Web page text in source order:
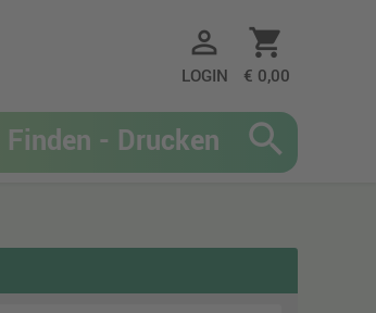
person_outline
LOGIN
shopping_cart
€ 0,00
search